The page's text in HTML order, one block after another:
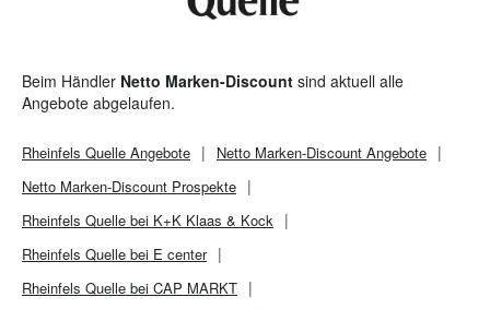
Beim Händler Netto Marken-Discount sind aktuell alle
Angebote abgelaufen.
Rheinfels Quelle Angebote Netto Marken-Discount Angebote
Netto Marken-Discount Prospekte
Rheinfels Quelle bei K+K Klaas & Kock
Rheinfels Quelle bei E center
Rheinfels Quelle bei CAP MARKT